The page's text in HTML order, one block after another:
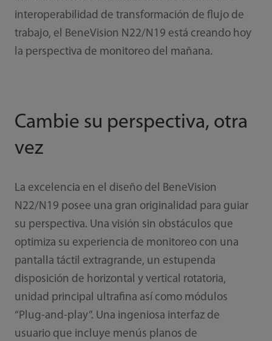
interoperabilidad de transformación de flujo de
trabajo, el BeneVision N22/N19 está creando hoy
la perspectiva de monitoreo del mañana.
Cambie su perspectiva, otra
vez
La excelencia en el diseño del BeneVision
N22/N19 posee una gran originalidad para guiar
su perspectiva. Una visión sin obstáculos que
optimiza su experiencia de monitoreo con una
pantalla táctil extragrande, un estupenda
disposición de horizontal y vertical rotatoria,
unidad principal ultrafina así como módulos
“Plug-and-play”. Una ingeniosa interfaz de
usuario que incluye menús planos de